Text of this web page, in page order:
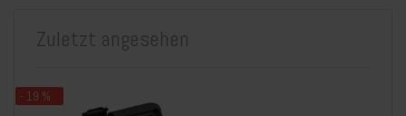
Zuletzt angesehen
- 19 %